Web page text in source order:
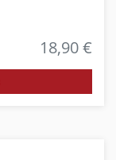
18,90 €